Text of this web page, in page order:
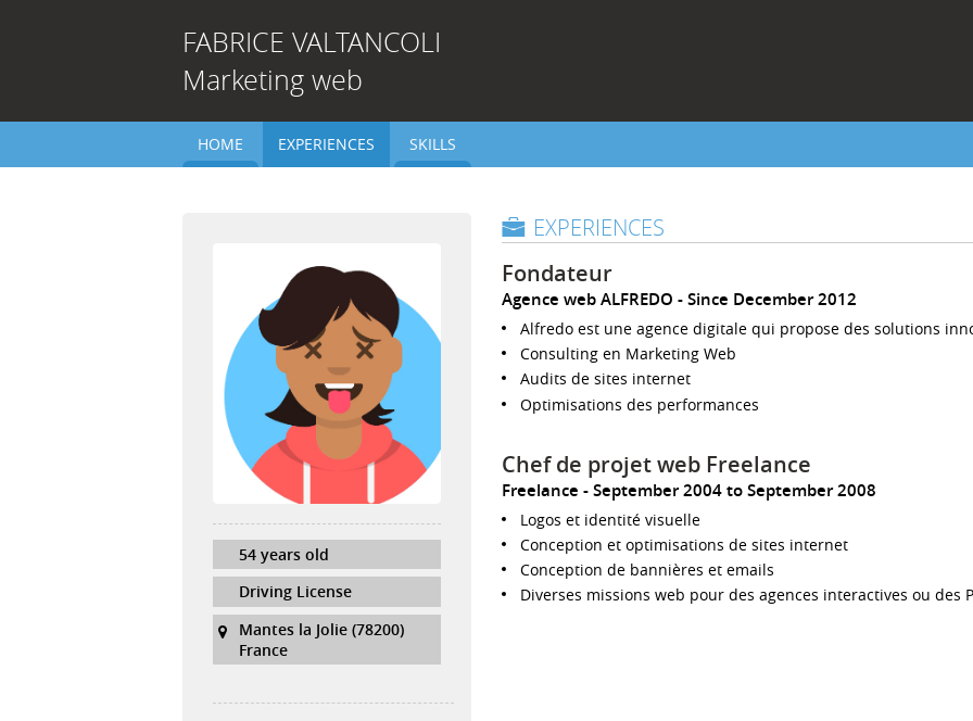
FABRICE VALTANCOLI
Marketing web
HOME EXPERIENCES SKILLS
54 years old
Driving License
Mantes la Jolie (78200)
France
EXPERIENCES
Fondateur
Agence web ALFREDO Since December 2012
Alfredo est une agence digitale qui propose des solutions
Consulting en Marketing Web
Audits de sites internet
Optimisations des performances
Chef de projet web Freelance
Freelance September 2004 to September 2008
Logos et identité visuelle
Conception et optimisations de sites internet
Conception de bannières et emails
Diverses missions web pour des agences interactives ou des